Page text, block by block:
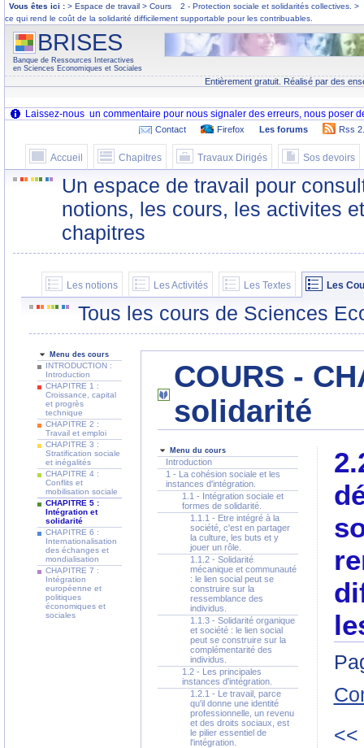
Vous êtes ici : > Espace de travail > Cours 2 - Protection sociale et solidarités collectives. >
ce qui rend le coût de la solidarité difficilement supportable pour les contribuables.
BRISES
Banque de Ressources Interactives
en Sciences Economiques et Sociales
Entièrement gratuit. Réalisé par des
Contact Firefox Les forums Rss
Accueil Chapitres Travaux Dirigés Sos devoirs
Un espace de travail pour
notions, les cours, les activites
chapitres
Les notions Les Activités Les Textes Les
Tous les cours de Sciences
Menu des cours
INTRODUCTION :
Introduction
CHAPITRE 1 :
Croissance, capital
et progrès
technique
CHAPITRE 2 :
Travail et emploi
CHAPITRE 3 :
Stratification sociale
et inégalités
CHAPITRE 4 :
Conflits et
mobilisation sociale
CHAPITRE 5 :
Intégration et
solidarité
CHAPITRE 6 :
Internationalisation
des échanges et
mondialisation
CHAPITRE 7 :
Intégration
européenne et
politiques
économiques et
sociales
COURS -
solidarité
Menu du cours
Introduction
1 - La cohésion sociale et les
instances d'intégration.
1.1 - Intégration sociale et
formes de solidarité.
1.1.1 - Etre intégré à la
société, c'est en partager
la culture, les buts et y
jouer un rôle.
1.1.2 - Solidarité
mécanique et communauté
: le lien social peut se
construire sur la
ressemblance des
individus.
1.1.3 - Solidarité organique
et société : le lien social
peut se construire sur la
complémentarité des
individus.
1.2 - Les principales
instances d'intégration.
1.2.1 - Le travail, parce
qu'il donne une identité
professionnelle, un revenu
et des droits sociaux, est
le pilier essentiel de
l'intégration.
<<